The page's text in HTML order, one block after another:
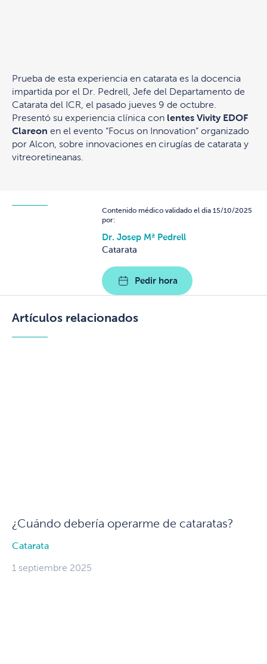
Prueba de esta experiencia en catarata es la docencia
impartida por el Dr. Pedrell, Jefe del Departamento de
Catarata del ICR, el pasado jueves 9 de octubre.
Presentó su experiencia clínica con lentes Vivity EDOF
Clareon en el evento “Focus on Innovation” organizado
por Alcon, sobre innovaciones en cirugías de catarata y
vitreoretineanas.
Contenido médico validado el dia 15/10/2025
por:
Dr. Josep Mª Pedrell
Catarata
Pedir hora
Artículos relacionados
¿Cuándo debería operarme de cataratas?
Catarata
1 septiembre 2025